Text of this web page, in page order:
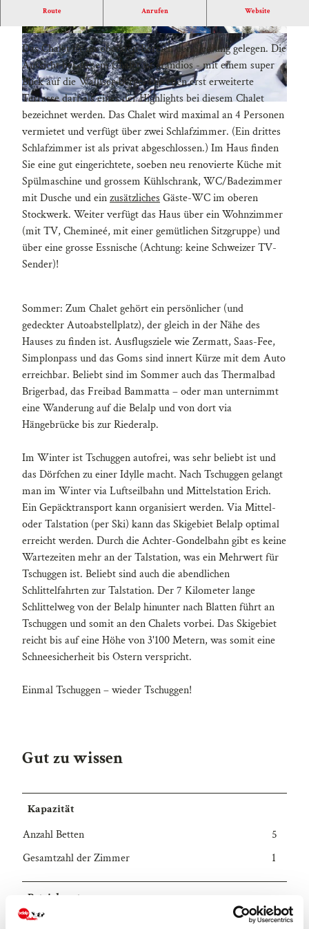
C
a
l
e
2
0
C
h
a
l
e
2
0
.
.
Route Anrufen Website
Das Chalet ist im obersten Bereich der Siedlung gelegen. Die
Aussicht bei diesem Chalet ist grandios - mit einem super
Blick auf die Walliser Berge. Die eben erst erweiterte
Terrasse darf als eines der Highlights bei diesem Chalet
bezeichnet werden. Das Chalet wird maximal an 4 Personen
vermietet und verfügt über zwei Schlafzimmer. (Ein drittes
Schlafzimmer ist als privat abgeschlossen.) Im Haus finden
Sie eine gut eingerichtete, soeben neu renovierte Küche mit
Spülmaschine und grossem Kühlschrank, WC/Badezimmer
mit Dusche und einzusätzliches Gäste-WC im oberen
Stockwerk. Weiter verfügt das Haus über ein Wohnzimmer
(mit TV, Chemineé, mit einer gemütlichen Sitzgruppe) und
über eine grosse Essnische (Achtung: keine Schweizer TV-
Sender)!
Sommer: Zum Chalet gehört ein persönlicher (und
gedeckter Autoabstellplatz), der gleich in der Nähe des
Hauses zu finden ist. Ausflugsziele wie Zermatt, Saas-Fee,
Simplonpass und das Goms sind innert Kürze mit dem Auto
erreichbar. Beliebt sind im Sommer auch das Thermalbad
Brigerbad, das Freibad Bammatta – oder man unternimmt
eine Wanderung auf die Belalp und von dort via
Hängebrücke bis zur Riederalp.
Im Winter ist Tschuggen autofrei, was sehr beliebt ist und
das Dörfchen zu einer Idylle macht. Nach Tschuggen gelangt
man im Winter via Luftseilbahn und Mittelstation Erich.
Ein Gepäcktransport kann organisiert werden. Via Mittel-
oder Talstation (per Ski) kann das Skigebiet Belalp optimal
erreicht werden. Durch die Achter-Gondelbahn gibt es keine
Wartezeiten mehr an der Talstation, was ein Mehrwert für
Tschuggen ist. Beliebt sind auch die abendlichen
Schlittelfahrten zur Talstation. Der 7 Kilometer lange
Schlittelweg von der Belalp hinunter nach Blatten führt an
Tschuggen und somit an den Chalets vorbei. Das Skigebiet
reicht bis auf eine Höhe von 3'100 Metern, was somit eine
Schneesicherheit bis Ostern verspricht.
Einmal Tschuggen – wieder Tschuggen!
Gut zu wissen
Kapazität
Anzahl Betten
5
Gesamtzahl der Zimmer
1
Betriebsart